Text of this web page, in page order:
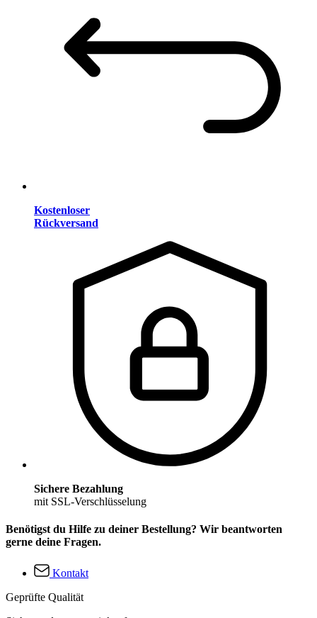
Kostenloser
Rückversand
Sichere Bezahlung
mit SSL-Verschlüsselung
Benötigst du Hilfe zu deiner Bestellung? Wir beantworten
gerne deine Fragen.
Kontakt
Geprüfte Qualität